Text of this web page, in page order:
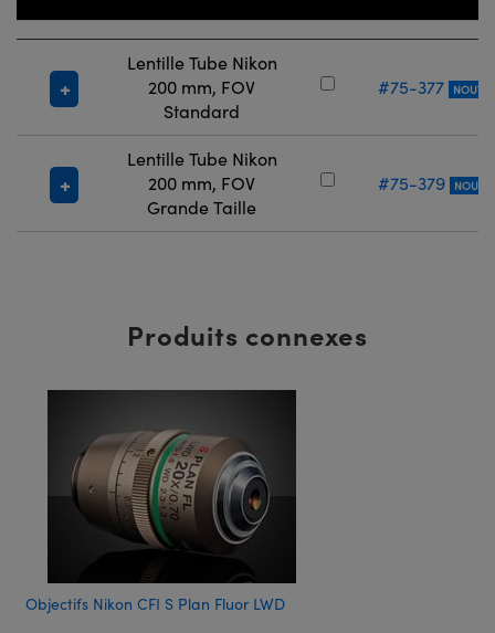
Lentille Tube Nikon
200 mm, FOV
Standard
#75-377
Lentille Tube Nikon
200 mm, FOV
Grande Taille
#75-379
Produits connexes
Objectifs Nikon CFI S Plan Fluor LWD